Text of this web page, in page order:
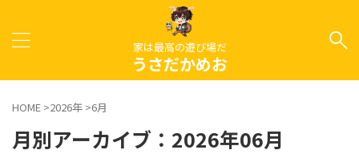
家は最高の遊び場だ
うさだかめお
HOME >2026年 >6月
月別アーカイブ：2026年06月